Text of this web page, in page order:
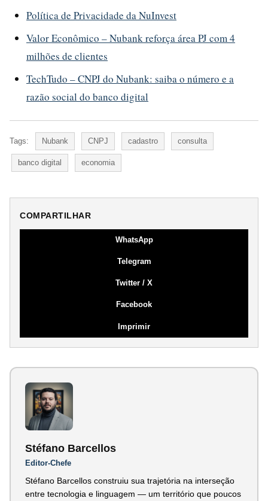
Política de Privacidade da NuInvest
Valor Econômico – Nubank reforça área PJ com 4
milhões de clientes
TechTudo – CNPJ do Nubank: saiba o número e a
razão social do banco digital
Tags: Nubank CNPJ cadastro consulta
banco digital economia
COMPARTILHAR
WhatsApp
Telegram
Twitter / X
Facebook
Imprimir
Stéfano Barcellos
Editor-Chefe
Stéfano Barcellos construiu sua trajetória na interseção
entre tecnologia e linguagem — um território que poucos